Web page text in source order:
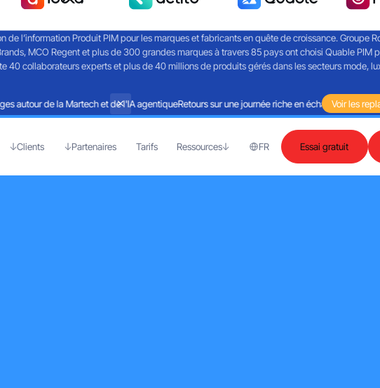
de l’information Produit PIM pour les marques et fabricants en quête de croissance. Groupe
MCO Regent et plus de 300 grandes marques à travers 85 pays ont choisi Quable PIM
40 collaborateurs experts et plus de 40 millions de produits gérés dans les secteurs mode,
de la Martech et de l'IA agentiqueRetours sur une journée riche en échanges autour de
Voir les
Clients Partenaires Tarifs Ressources FR Essai gratuit